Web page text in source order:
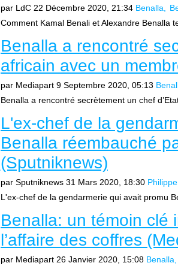
par LdC 22 Décembre 2020, 21:34 Benalla
Comment Kamal Benali et Alexandre Benalla
Benalla a rencontré
africain avec un
par Mediapart 9 Septembre 2020, 05:13
Benalla a rencontré secrètement un chef
L'ex-chef de la
Benalla réembauché
(Sputniknews)
par Sputniknews 31 Mars 2020, 18:30 Philippe
L'ex-chef de la gendarmerie qui avait promu
Benalla: un témoin clé
l’affaire des coffres
par Mediapart 26 Janvier 2020, 15:08 Benalla